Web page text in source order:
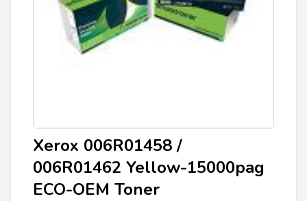
Xerox 006R01458 /
006R01462 Yellow-15000pag
ECO-OEM Toner